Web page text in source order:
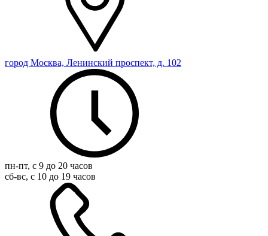
город Москва, Ленинский проспект, д. 102
пн-пт, с 9 до 20 часов
сб-вс, с 10 до 19 часов